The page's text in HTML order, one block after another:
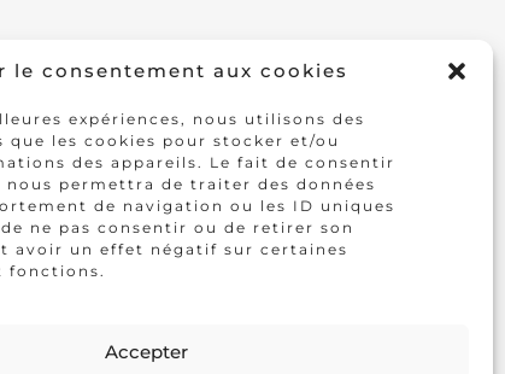
le consentement aux cookies
expériences, nous utilisons des
que les cookies pour stocker et/ou
des appareils. Le fait de consentir
nous permettra de traiter des données
de navigation ou les ID uniques
ne pas consentir ou de retirer son
avoir un effet négatif sur certaines
fonctions.
Accepter